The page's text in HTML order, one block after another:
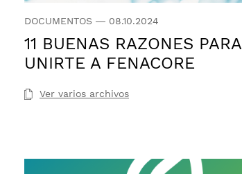
DOCUMENTOS — 08.10.2024
11 BUENAS RAZONES PARA
UNIRTE A FENACORE
Ver varios archivos